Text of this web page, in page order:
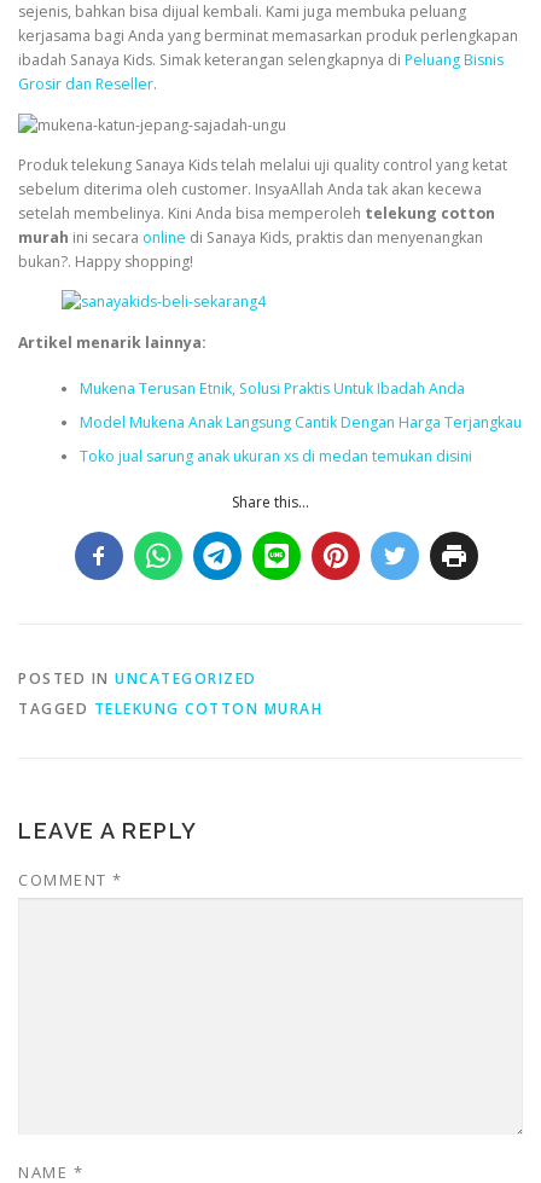
sejenis, bahkan bisa dijual kembali. Kami juga membuka peluang
kerjasama bagi Anda yang berminat memasarkan produk perlengkapan
ibadah Sanaya Kids. Simak keterangan selengkapnya di Peluang Bisnis
Grosir dan Reseller.
Produk telekung Sanaya Kids telah melalui uji quality control yang ketat
sebelum diterima oleh customer. InsyaAllah Anda tak akan kecewa
setelah membelinya. Kini Anda bisa memperoleh telekung cotton
murah ini secara online di Sanaya Kids, praktis dan menyenangkan
bukan?. Happy shopping!
Artikel menarik lainnya:
Mukena Terusan Etnik, Solusi Praktis Untuk Ibadah Anda
Model Mukena Anak Langsung Cantik Dengan Harga Terjangkau
Toko jual sarung anak ukuran xs di medan temukan disini
Share this...
POSTED IN UNCATEGORIZED
TAGGED TELEKUNG COTTON MURAH
LEAVE A REPLY
COMMENT *
NAME *